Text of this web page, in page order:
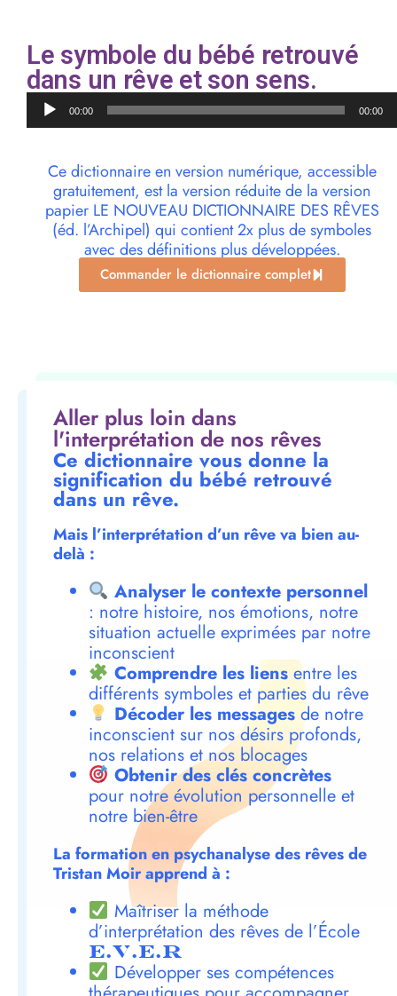
Le symbole du bébé retrouvé
dans un rêve et son sens.
Lecteur
audio00:00 00:00
Ce dictionnaire en version numérique, accessible
gratuitement, est la version réduite de la version
papier LE NOUVEAU DICTIONNAIRE DES RÊVES
(éd. l’Archipel) qui contient 2x plus de symboles
avec des définitions plus développées.
Commander le dictionnaire complet
Aller plus loin dans
l'interprétation de nos rêves
Ce dictionnaire vous donne la
signification du bébé retrouvé
dans un rêve.
Mais l’interprétation d’un rêve va bien au-
delà :
Analyser le contexte personnel
: notre histoire, nos émotions, notre
situation actuelle exprimées par notre
inconscient
Comprendre les liensentre les
différents symboles et parties du rêve
Décoder les messagesde notre
inconscient sur nos désirs profonds,
nos relations et nos blocages
Obtenir des clés concrètes
pour notre évolution personnelle et
notre bien-être
La formation en psychanalyse des rêves de
Tristan Moir apprend à :
Maîtriser la méthode
d’interprétation des rêves de l’École
E.V.E.R
Développer ses compétences